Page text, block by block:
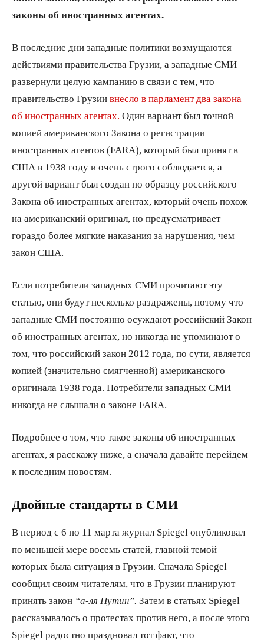
законы об иностранных агентах.
В последние дни западные политики возмущаются
действиями правительства Грузии, а западные СМИ
развернули целую кампанию в связи с тем, что
правительство Грузии внесло в парламент два закона
об иностранных агентах. Один вариант был точной
копией американского Закона о регистрации
иностранных агентов (FARA), который был принят в
США в 1938 году и очень строго соблюдается, а
другой вариант был создан по образцу российского
Закона об иностранных агентах, который очень похож
на американский оригинал, но предусматривает
гораздо более мягкие наказания за нарушения, чем
закон США.
Если потребители западных СМИ прочитают эту
статью, они будут несколько раздражены, потому что
западные СМИ постоянно осуждают российский Закон
об иностранных агентах, но никогда не упоминают о
том, что российский закон 2012 года, по сути, является
копией (значительно смягченной) американского
оригинала 1938 года. Потребители западных СМИ
никогда не слышали о законе FARA.
Подробнее о том, что такое законы об иностранных
агентах, я расскажу ниже, а сначала давайте перейдем
к последним новостям.
Двойные стандарты в СМИ
В период с 6 по 11 марта журнал Spiegel опубликовал
по меньшей мере восемь статей, главной темой
которых была ситуация в Грузии. Сначала Spiegel
сообщил своим читателям, что в Грузии планируют
принять закон “а-ля Путин”. Затем в статьях Spiegel
рассказывалось о протестах против него, а после этого
Spiegel радостно праздновал тот факт, что